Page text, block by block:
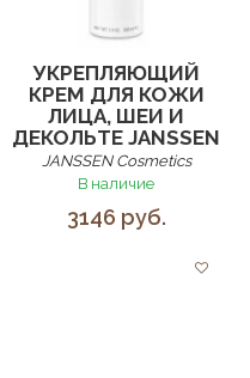
УКРЕПЛЯЮЩИЙ
КРЕМ ДЛЯ КОЖИ
ЛИЦА, ШЕИ И
ДЕКОЛЬТЕ JANSSEN
JANSSEN Cosmetics
В наличие
3146 руб.